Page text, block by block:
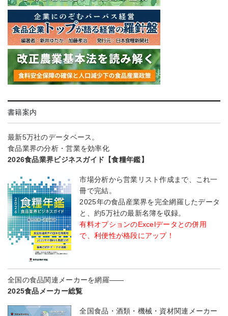
書籍案内
最新5万社のデータベース。
食品業界の分析・営業を効率化
2026食品業界ビジネスガイド【食糧年鑑】
市場分析から営業リスト作成まで、これ一
冊で完結。
2025年の食品産業界を完全網羅したデータ
と、約5万社の最新名簿を収録。
有料オプションのExcelデータとの併用
で、利便性が格段にアップ！
全国の食品関連メーカーを網羅――
2025食品メーカー総覧
全国食品・酒類・機械・資材関連メーカー